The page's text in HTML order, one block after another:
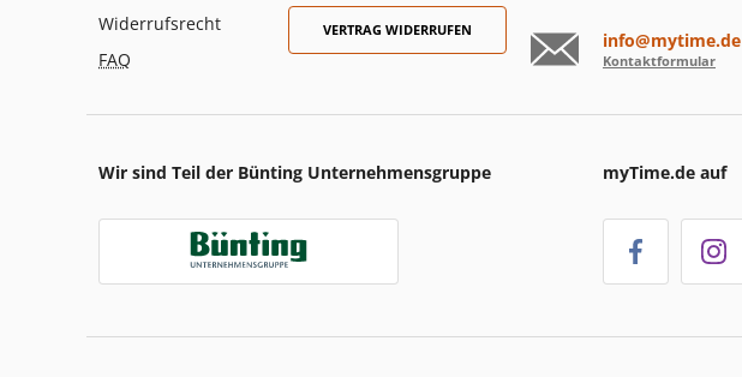
Widerrufsrecht
FAQ
VERTRAG WIDERRUFEN info@mytime.de
Kontaktformular
Wir sind Teil der Bünting Unternehmensgruppe myTime.de auf